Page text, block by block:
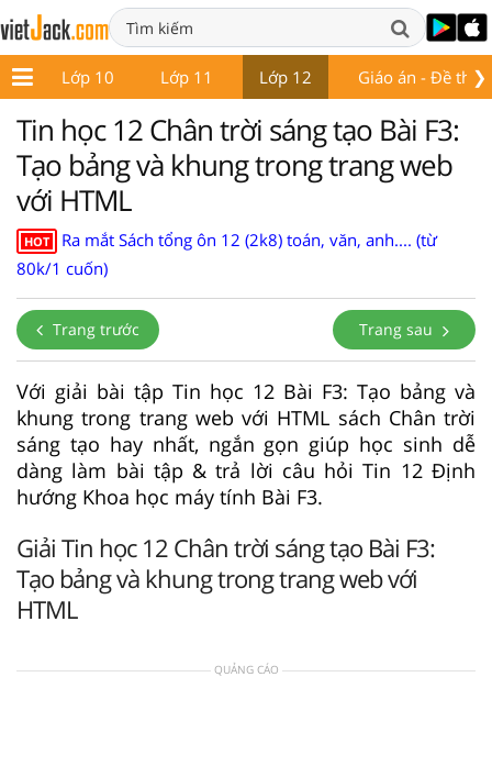
❯
9 Lớp 10 Lớp 11 Lớp 12 Giáo án - Đề thi
Tin học 12 Chân trời sáng tạo Bài F3:
Tạo bảng và khung trong trang web
với HTML
HOT
Ra mắt Sách tổng ôn 12 (2k8) toán, văn, anh.... (từ
80k/1 cuốn)
Trang trước Trang sau
Với giải bài tập Tin học 12 Bài F3: Tạo bảng và
khung trong trang web với HTML sách Chân trời
sáng tạo hay nhất, ngắn gọn giúp học sinh dễ
dàng làm bài tập & trả lời câu hỏi Tin 12 Định
hướng Khoa học máy tính Bài F3.
Giải Tin học 12 Chân trời sáng tạo Bài F3:
Tạo bảng và khung trong trang web với
HTML
QUẢNG CÁO